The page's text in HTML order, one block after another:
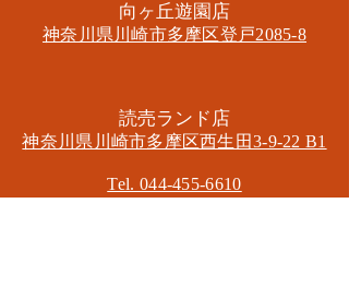
​向ヶ丘遊園店
神奈川県川崎市多摩区​登戸2085-8
​読売ランド店
神奈川県川崎市多摩区​西生田3-9-22 B1
Tel. 044-455-6610